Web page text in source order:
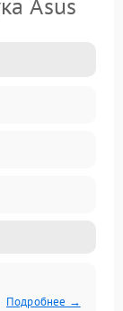
Подробнее →